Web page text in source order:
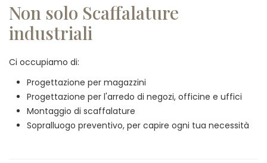
Non solo Scaffalature
industriali
Ci occupiamo di:
Progettazione per magazzini
Progettazione per l'arredo di negozi, officine e uffici
Montaggio di scaffalature
Sopralluogo preventivo, per capire ogni tua necessità